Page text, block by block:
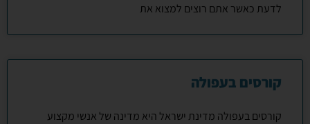
לדעת כאשר אתם רוצים למצוא את
קורסים בעפולה
קורסים בעפולה מדינת ישראל היא מדינה של אנשי מקצוע